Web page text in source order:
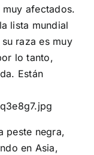
afectados.
lista mundial
raza es muy
lo tanto,
Están
peste negra,
en Asia,